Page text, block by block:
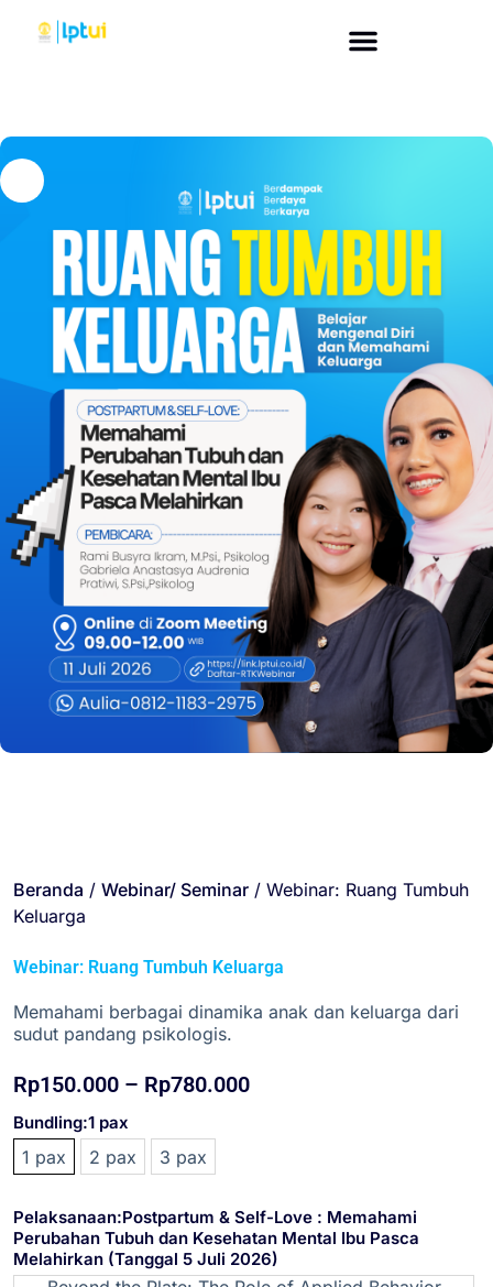
Beranda / Webinar/ Seminar / Webinar: Ruang Tumbuh
Keluarga
Webinar: Ruang Tumbuh Keluarga
Memahami berbagai dinamika anak dan keluarga dari
sudut pandang psikologis.
Rp150.000 – Rp780.000
Bundling:1 pax
1 pax 2 pax 3 pax
Pelaksanaan:Postpartum & Self-Love : Memahami
Perubahan Tubuh dan Kesehatan Mental Ibu Pasca
Melahirkan (Tanggal 5 Juli 2026)